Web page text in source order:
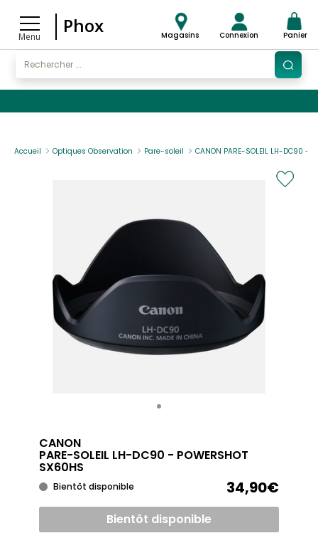
Menu
Phox Magasins Connexion Panier
Accueil Optiques Observation Pare-soleil CANON PARE-SOLEIL LH-DC90 -
CANON
PARE-SOLEIL LH-DC90 - POWERSHOT
SX60HS
Bientôt disponible 34,90€
Bientôt disponible